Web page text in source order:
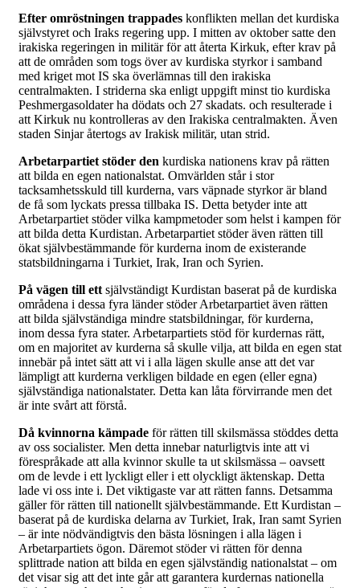
Efter omröstningen trappades konflikten mellan det kurdiska
självstyret och Iraks regering upp. I mitten av oktober satte den
irakiska regeringen in militär för att återta Kirkuk, efter krav på
att de områden som togs över av kurdiska styrkor i samband
med kriget mot IS ska överlämnas till den irakiska
centralmakten. I striderna ska enligt uppgift minst tio kurdiska
Peshmergasoldater ha dödats och 27 skadats. och resulterade i
att Kirkuk nu kontrolleras av den Irakiska centralmakten. Även
staden Sinjar återtogs av Irakisk militär, utan strid.
Arbetarpartiet stöder den kurdiska nationens krav på rätten
att bilda en egen nationalstat. Omvärlden står i stor
tacksamhetsskuld till kurderna, vars väpnade styrkor är bland
de få som lyckats pressa tillbaka IS. Detta betyder inte att
Arbetarpartiet stöder vilka kampmetoder som helst i kampen för
att bilda detta Kurdistan. Arbetarpartiet stöder även rätten till
ökat självbestämmande för kurderna inom de existerande
statsbildningarna i Turkiet, Irak, Iran och Syrien.
På vägen till ett självständigt Kurdistan baserat på de kurdiska
områdena i dessa fyra länder stöder Arbetarpartiet även rätten
att bilda självständiga mindre statsbildningar, för kurderna,
inom dessa fyra stater. Arbetarpartiets stöd för kurdernas rätt,
om en majoritet av kurderna så skulle vilja, att bilda en egen stat
innebär på intet sätt att vi i alla lägen skulle anse att det var
lämpligt att kurderna verkligen bildade en egen (eller egna)
självständiga nationalstater. Detta kan låta förvirrande men det
är inte svårt att förstå.
Då kvinnorna kämpade för rätten till skilsmässa stöddes detta
av oss socialister. Men detta innebar naturligtvis inte att vi
förespråkade att alla kvinnor skulle ta ut skilsmässa – oavsett
om de levde i ett lyckligt eller i ett olyckligt äktenskap. Detta
lade vi oss inte i. Det viktigaste var att rätten fanns. Detsamma
gäller för rätten till nationellt självbestämmande. Ett Kurdistan –
baserat på de kurdiska delarna av Turkiet, Irak, Iran samt Syrien
– är inte nödvändigtvis den bästa lösningen i alla lägen i
Arbetarpartiets ögon. Däremot stöder vi rätten för denna
splittrade nation att bilda en egen självständig nationalstat – om
det visar sig att det inte går att garantera kurdernas nationella